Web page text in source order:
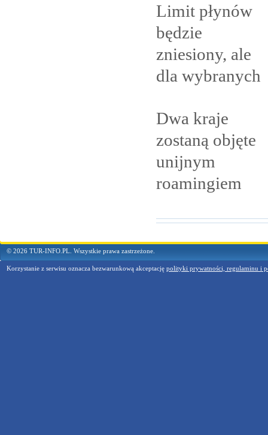
Limit płynów
będzie
zniesiony, ale
dla wybranych
Dwa kraje
zostaną objęte
unijnym
roamingiem
© 2026 TUR-INFO.PL. Wszystkie prawa zastrzeżone.
Korzystanie z serwisu oznacza bezwarunkową akceptację polityki prywatności, regulaminu i